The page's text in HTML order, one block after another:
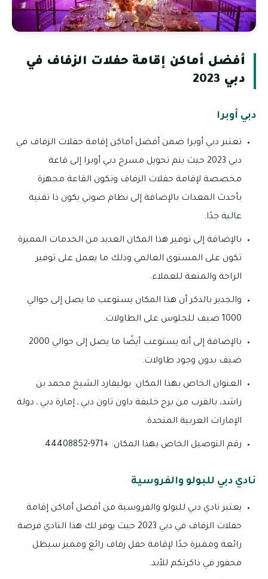
أفضل أماكن إقامة حفلات الزفاف في
دبي 2023
دبي أوبرا
تعتبر دبي أوبرا ضمن أفضل أماكن إقامة حفلات الزفاف في
دبي 2023 حيث يتم تحويل مسرح دبي أوبرا إلى قاعة
مخصصة لإقامة حفلات الزفاف وتكون القاعة مجهزة
بأحدث المعدات بالإضافة إلى نظام صوتي يكون ذا تقنية
عالية جدًا.
بالإضافة إلى توفير هذا المكان العديد من الخدمات المميزة
تكون على المستوى العالمي وذلك ما يعمل على توفير
الراحة والمتعة للعملاء.
والجدير بالذكر أن هذا المكان يستوعب ما يصل إلى حوالي
1000 ضيف للجلوس على الطاولات.
بالإضافة إلى أنه يستوعب أيضًا ما يصل إلى حوالي 2000
ضيف بدون وجود طاولات.
العنوان الخاص بهذا المكان: بوليفارد الشيخ محمد بن
راشد، بالقرب من برج خليفة داون تاون دبي ـ إمارة دبي ـ دولة
الإمارات العربية المتحدة.
رقم التوصيل الخاص بهذا المكان: +971-44408852.
نادي دبي للبولو والفروسية
يعتبر نادي دبي للبولو والفروسية من أفضل أماكن إقامة
حفلات الزفاف في دبي 2023 حيث يوفر لك هذا النادي فرصة
رائعة ومميزة جدًا لإقامة حفل زفاف رائع ومميز سيظل
محفور في ذاكرتكم للأبد.